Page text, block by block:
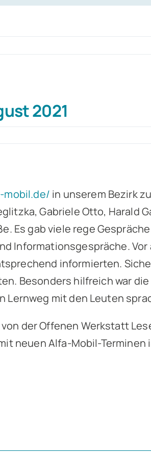
2021
mobil.de/ in unserem Bezirk
Gabriele Otto, Harald
Es gab viele rege
Vor
informierten.
Besonders hilfreich war
Lernweg mit den Leuten
der Offenen Werkstatt
neuen Alfa-Mobil-